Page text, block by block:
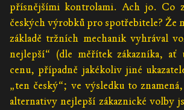
přísnějšími kontrolami. Ach jo. Co
českých výrobků pro spotřebitele? Že
základě tržních mechanik vyhrával
nejlepší“ (dle měřítek zákazníka,
cenu, případně jakékoliv jiné
„ten český“; ve výsledku to
alternativy nejlepší zákaznické volby